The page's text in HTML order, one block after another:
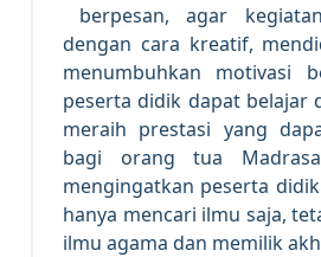
berpesan, agar
dengan cara kreatif,
menumbuhkan motivasi
peserta didik dapat belajar
meraih prestasi yang
bagi orang tua
mengingatkan peserta
hanya mencari ilmu saja,
ilmu agama dan memilik